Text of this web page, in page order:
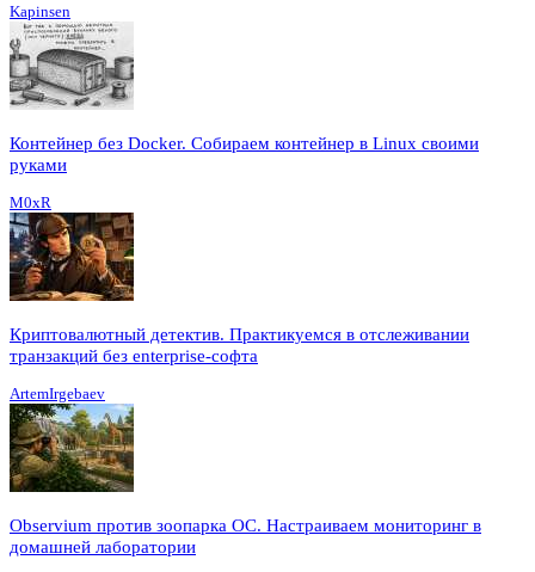
Kapinsen
Контейнер без Docker. Собираем контейнер в Linux своими
руками
M0xR
Криптовалютный детектив. Практикуемся в отслеживании
транзакций без enterprise-софта
ArtemIrgebaev
Observium против зоопарка ОС. Настраиваем мониторинг в
домашней лаборатории